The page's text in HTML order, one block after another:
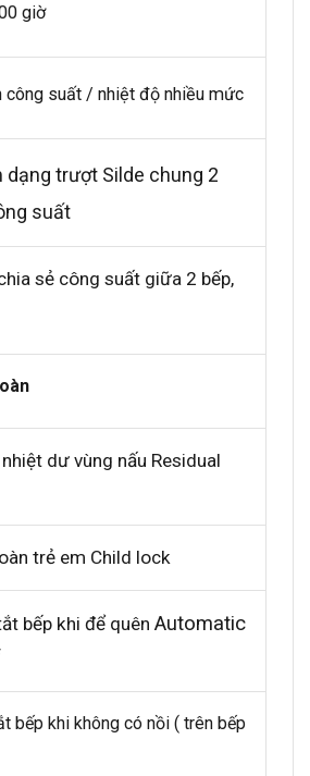
giờ
công suất / nhiệt độ nhiều mức
trượt Silde chung 2
suất
sẻ công suất giữa 2 bếp,
dư vùng nấu Residual
trẻ em Child lock
bếp khi để quên Automatic
khi không có nồi ( trên bếp